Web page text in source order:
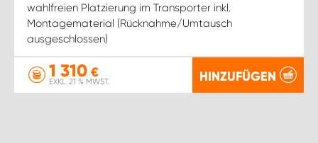
wahlfreien Platzierung im Transporter inkl.
Montagematerial (Rücknahme/Umtausch
ausgeschlossen)
1 310 €
EXKL. 21 % MWST. HINZUFÜGEN